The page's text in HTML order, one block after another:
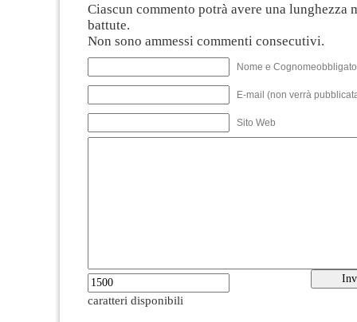
Ciascun commento potrà avere una lunghezza
battute.
Non sono ammessi commenti consecutivi.
Nome e
E-mail (non verrà
Sito Web
caratteri disponibili